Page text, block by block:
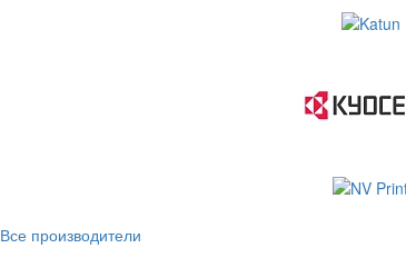
Все производители